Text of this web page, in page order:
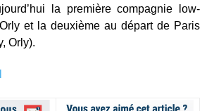
la première compagnie low-
et la deuxième au départ de Paris
Orly).